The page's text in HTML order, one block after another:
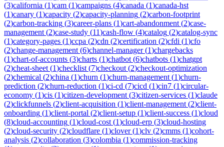
(3)california (1)cam (1)campaigns (4)canada (1)canada-hst
(1)canary (1)capacity (2)capacity-planning (2)carbon-footprint
(2)carbon-tracking (3)career-plans (1)cart-abandonment (2)case-
management (2)case-study (11)cash-flow (4)catalog (2)catalog-sync
(1)category-pages (1)ccpa (2)cdn (2)certification (2)cfdi (1)cfo
(2)change-management (6)channel-manager(1)chargebacks
(1)chart-of-accounts (3)charts (1)chatbot (6)chatbots (1)chatgpt
(2)cheat-sheet (1)checklist (7)checkout (2)checkout-optimization
(2)chemical (2)china (1)churn (1)churn-management (1)churn-
prediction (2)churn-reduction (1)ci-cd (7)cicd (1)cin7 (1)circular-
economy (1)cis (1)citizen-development (3)citizen-services (1)claude
(2)clickfunnels (2)client-acquisition (1)client-management (2)client-
onboarding (1)client-portal (2)client-setup (1)client-success (1)cloud
(8)cloud-accounting (1)cloud-cost (1)cloud-erp (3)cloud-hosting
(2)cloud-security (2)cloudflare (1)clover(1)clv (2)cmms (1)cohort-
analysis (2)collaboration (3)colombia (1)commission-tracking